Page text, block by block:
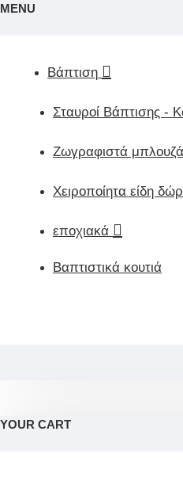
MENU
Βάπτιση
Σταυροί Βάπτισης -
Ζωγραφιστά
Χειροποίητα είδη
εποχιακά
Βαπτιστικά κουτιά
YOUR CART